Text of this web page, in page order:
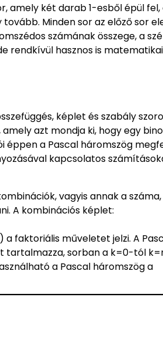
amely két darab 1-esből épül
Minden sor az előző sor
számának összege, a
rendkívül hasznos is
képlet és szabály
azt mondja ki, hogy egy
éppen a Pascal háromszög
kapcsolatos
vagyis annak a
A kombinációs képlet:
faktoriális műveletet jelzi. A
tartalmazza, sorban a k=0-tól
a Pascal háromszög a